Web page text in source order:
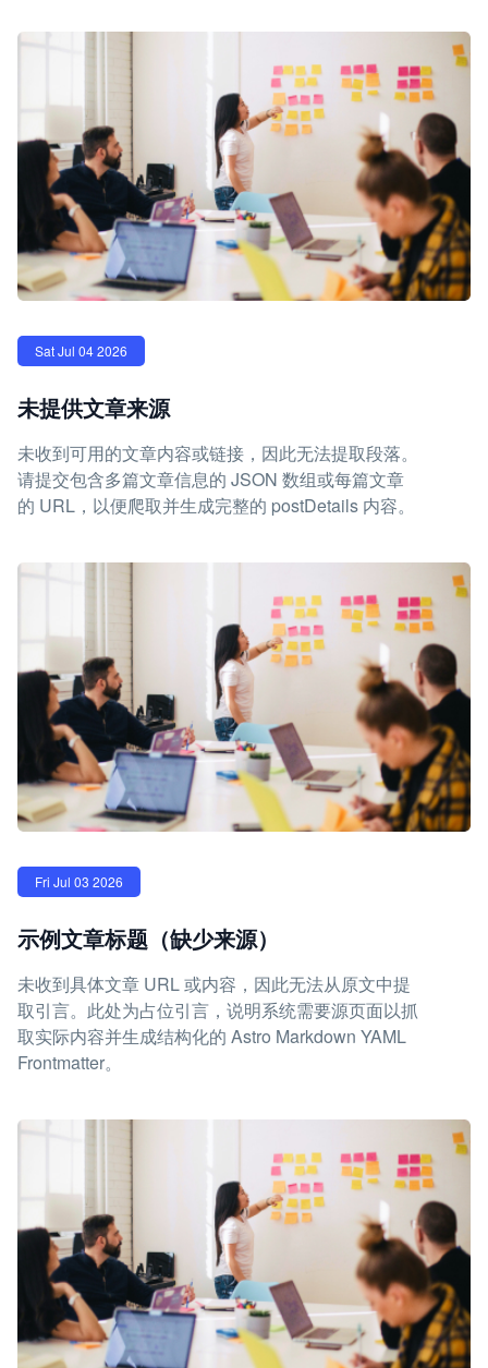
Sat Jul 04 2026
未提供文章来源
未收到可用的文章内容或链接，因此无法提取段落。
请提交包含多篇文章信息的 JSON 数组或每篇文章
的 URL，以便爬取并生成完整的 postDetails 内容。
Fri Jul 03 2026
示例文章标题（缺少来源）
未收到具体文章 URL 或内容，因此无法从原文中提
取引言。此处为占位引言，说明系统需要源页面以抓
取实际内容并生成结构化的 Astro Markdown YAML
Frontmatter。